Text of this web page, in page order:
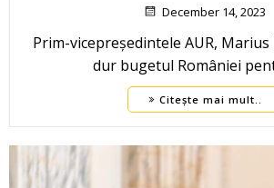
December 14, 2023
Prim-vicepreședintele AUR,
dur bugetul României
Citește mai mult..